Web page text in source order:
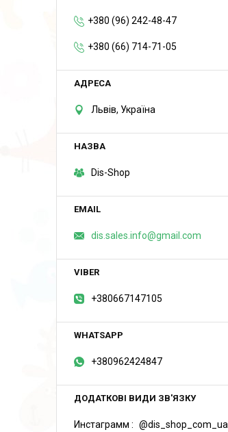
+380 (96) 242-48-47
+380 (66) 714-71-05
Львів, Україна
Dis-Shop
dis.sales.info@gmail.com
+380667147105
+380962424847
Инстаграмм @dis_shop_com_ua